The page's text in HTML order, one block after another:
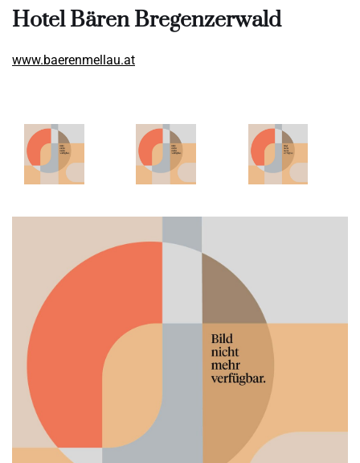
Hotel Bären Bregenzerwald
www.baerenmellau.at